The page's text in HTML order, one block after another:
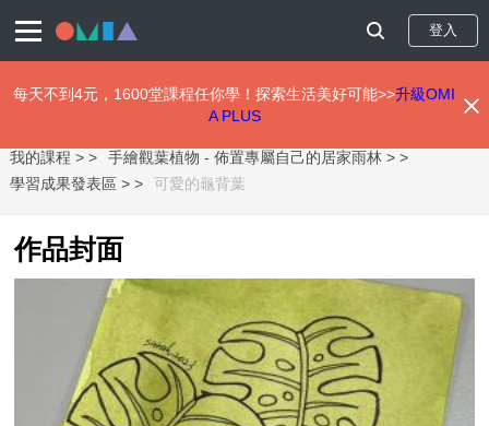
至
主
登入
每天不到4元，1600堂課程任你學！探索生活美好可能>>升級OMI
A PLUS
我的課程 >
手繪觀葉植物 - 佈置專屬自己的居家雨林 >
學習成果發表區 >
可愛的龜背葉
作品封面